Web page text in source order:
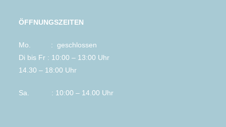
ÖFFNUNGSZEITEN
Mo. : geschlossen
Di bis Fr : 10:00 – 13:00 Uhr
14.30 – 18:00 Uhr
Sa. : 10:00 – 14.00 Uhr